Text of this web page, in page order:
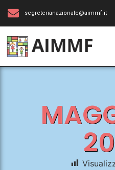
segreterianazionale@aimmf.it